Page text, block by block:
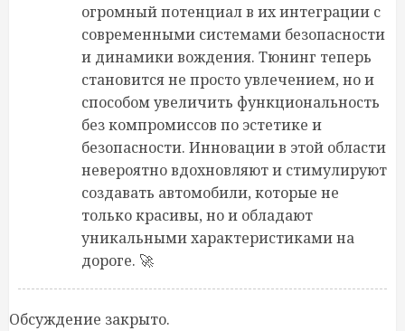
огромный потенциал в их интеграции с
современными системами безопасности
и динамики вождения. Тюнинг теперь
становится не просто увлечением, но и
способом увеличить функциональность
без компромиссов по эстетике и
безопасности. Инновации в этой области
невероятно вдохновляют и стимулируют
создавать автомобили, которые не
только красивы, но и обладают
уникальными характеристиками на
дороге. 🚀
Обсуждение закрыто.